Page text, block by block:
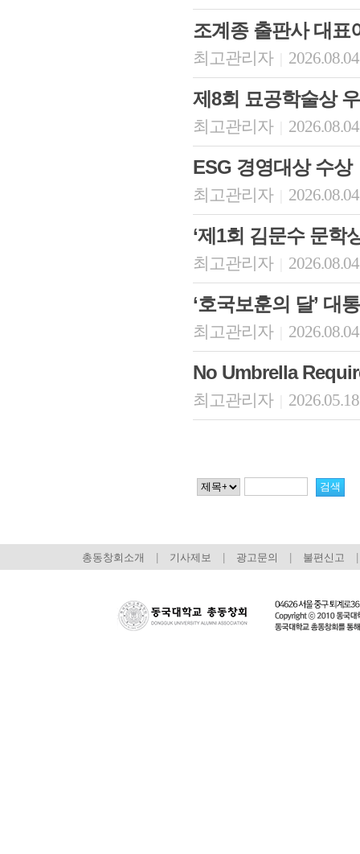
조계종 출판사 대표
최고관리자
제8회 묘공학술상
최고관리자
ESG 경영대상 수상
최고관리자
‘제1회 김문수 문학
최고관리자
‘호국보훈의 달’ 대
최고관리자
No Umbrella
최고관리자
총동창회소개 기사제보 광고문의 불편신고